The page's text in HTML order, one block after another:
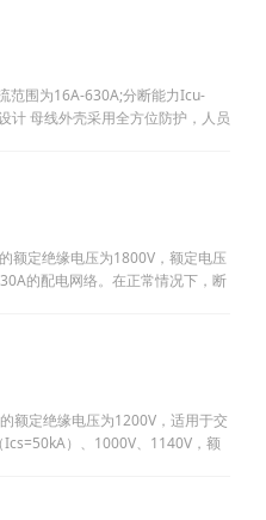
范围为16A-630A;分断能力Icu-
计 母线外壳采用全方位防护，人员
额定绝缘电压为1800V，额定电压
的配电网络。在正常情况下，断
额定绝缘电压为1200V，适用于交
）、1000V、1140V，额